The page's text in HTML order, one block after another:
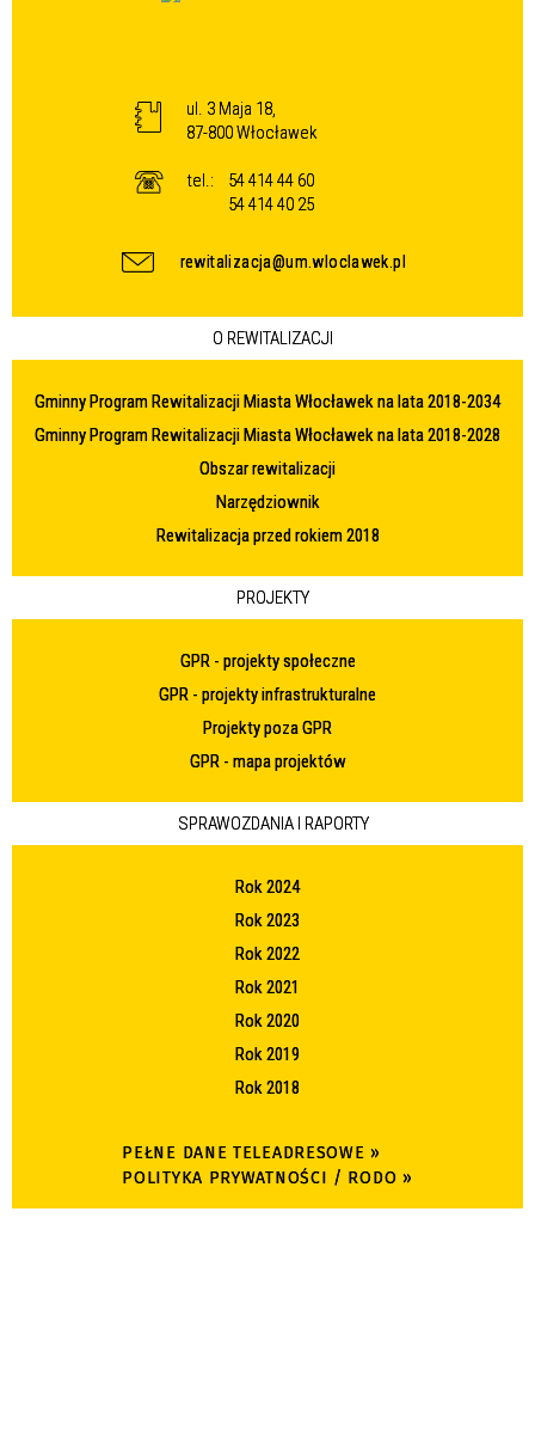
ul. 3 Maja 18,
87-800 Włocławek
tel.:
54 414 44 60
54 414 40 25
rewitalizacja@um.wloclawek.pl
O REWITALIZACJI
Gminny Program Rewitalizacji Miasta Włocławek na lata 2018-2034
Gminny Program Rewitalizacji Miasta Włocławek na lata 2018-2028
Obszar rewitalizacji
Narzędziownik
Rewitalizacja przed rokiem 2018
PROJEKTY
GPR - projekty społeczne
GPR - projekty infrastrukturalne
Projekty poza GPR
GPR - mapa projektów
SPRAWOZDANIA I RAPORTY
Rok 2024
Rok 2023
Rok 2022
Rok 2021
Rok 2020
Rok 2019
Rok 2018
PEŁNE DANE TELEADRESOWE »
POLITYKA PRYWATNOŚCI / RODO »